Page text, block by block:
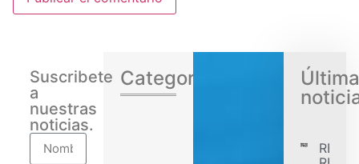
Suscribete
a
nuestras
noticias.
Categorias